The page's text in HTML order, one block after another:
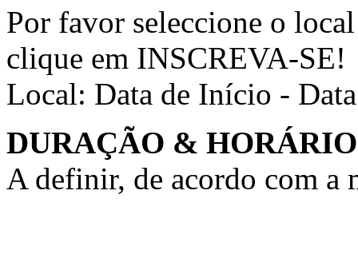
Por favor seleccione o
clique em INSCREVA-SE!
Local: Data de Início -
DURAÇÃO & HORÁRIO
A definir, de acordo com a